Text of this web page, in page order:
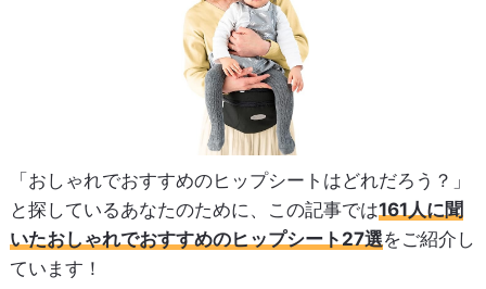
「おしゃれでおすすめのヒップシートはどれだろう？」
と探しているあなたのために、この記事では161人に聞
いたおしゃれでおすすめのヒップシート27選をご紹介し
ています！